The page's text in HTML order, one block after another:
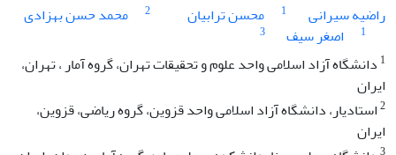
راضیه سیرانی
1 محسن ترابیان 2 محمد حسن بهزادی
1 اصغر سیف
3
1 دانشگاه آزاد اسلامی واحد علوم و تحقیقات تهران، گروه آمار ، تهران،
ایران
2استادیار، دانشگاه آزاد اسلامی واحد قزوین، گروه ریاضی، قزوین،
ایران